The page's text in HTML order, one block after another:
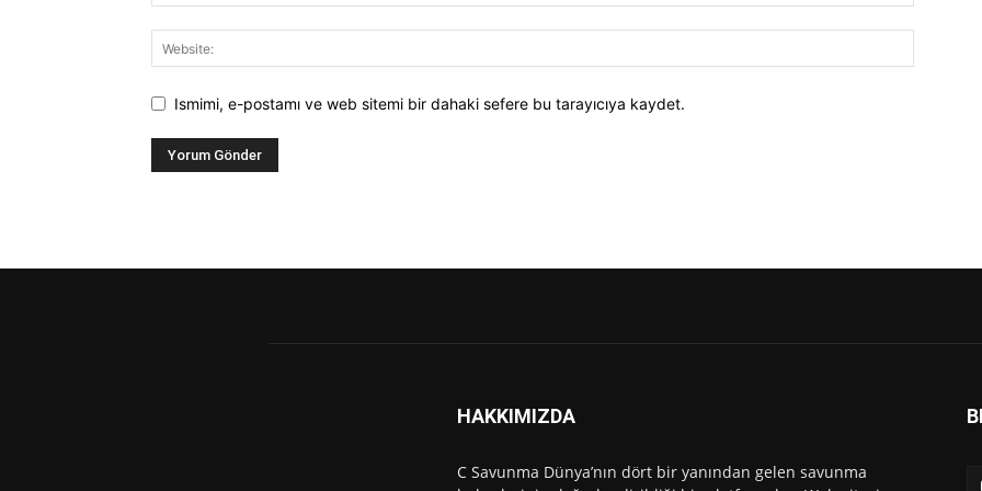
Ismimi, e-postamı ve web sitemi bir dahaki sefere bu tarayıcıya kaydet.
HAKKIMIZDA
C Savunma Dünya’nın dört bir yanından gelen savunma